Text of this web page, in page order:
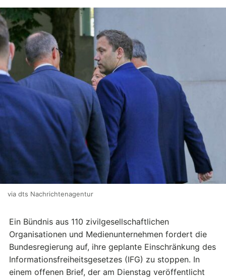
via dts Nachrichtenagentur
Ein Bündnis aus 110 zivilgesellschaftlichen
Organisationen und Medienunternehmen fordert die
Bundesregierung auf, ihre geplante Einschränkung des
Informationsfreiheitsgesetzes (IFG) zu stoppen. In
einem offenen Brief, der am Dienstag veröffentlicht